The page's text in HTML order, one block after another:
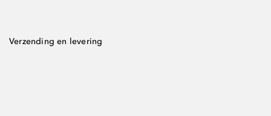
Verzending en levering